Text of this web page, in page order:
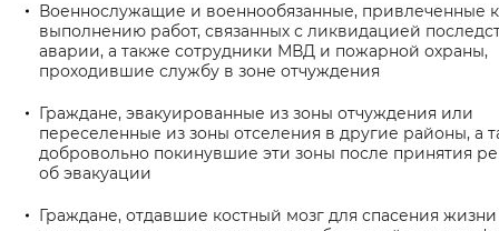
Изображения
Включены Выключены
Звуковой ассистент
Воспроизвести Остановить
Военнослужащие и военнообязанные, привлеченные к
выполнению работ, связанных с ликвидацией
аварии, а также сотрудники МВД и пожарной охраны,
проходившие службу в зоне отчуждения
Граждане, эвакуированные из зоны отчуждения или
переселенные из зоны отселения в другие районы, а
добровольно покинувшие эти зоны после принятия
об эвакуации
Граждане, отдавшие костный мозг для спасения